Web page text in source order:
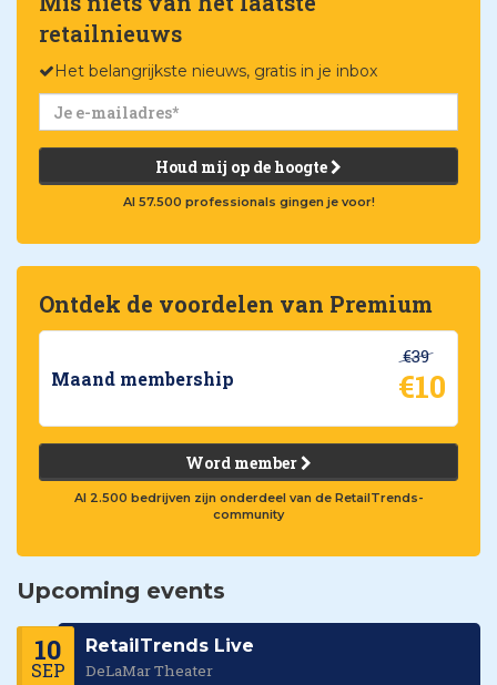
retailnieuws
Het belangrijkste nieuws, gratis in je inbox
Houd mij op de hoogte
Al 57.500 professionals gingen je voor!
Ontdek de voordelen van Premium
Maand membership
€39
€10
Word member
Al 2.500 bedrijven zijn onderdeel van de RetailTrends-
community
Upcoming events
10
SEP
RetailTrends Live
DeLaMar Theater